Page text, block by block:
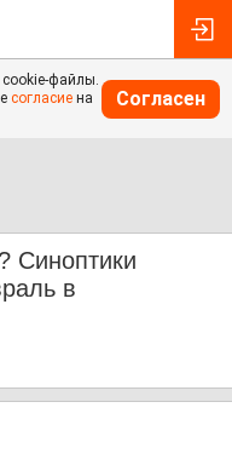
файлы.
согласие на
Согласен
Синоптики
в